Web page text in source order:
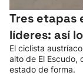
Tres etapas
líderes: así
El ciclista
alto de El Escudo,
estado de forma.